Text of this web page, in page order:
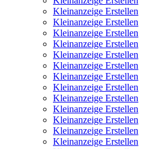
Kleinanzeige Erstellen
Kleinanzeige Erstellen
Kleinanzeige Erstellen
Kleinanzeige Erstellen
Kleinanzeige Erstellen
Kleinanzeige Erstellen
Kleinanzeige Erstellen
Kleinanzeige Erstellen
Kleinanzeige Erstellen
Kleinanzeige Erstellen
Kleinanzeige Erstellen
Kleinanzeige Erstellen
Kleinanzeige Erstellen